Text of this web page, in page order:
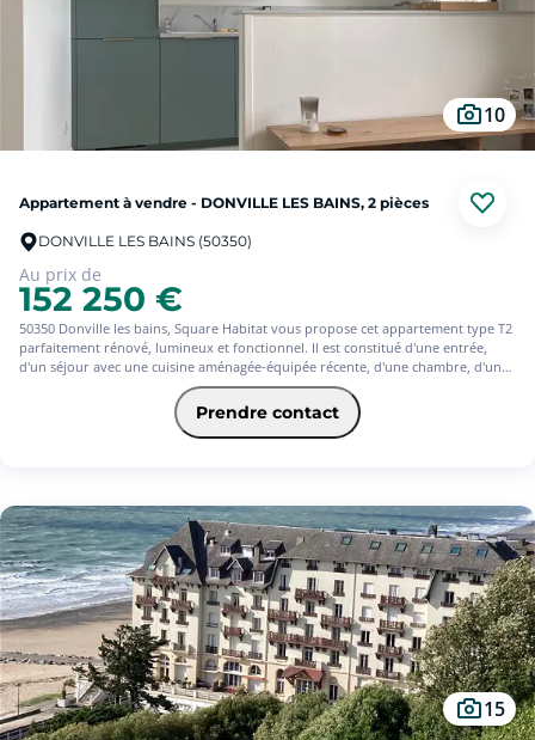
10
Appartement à vendre - DONVILLE LES BAINS, 2 pièces
DONVILLE LES BAINS (50350)
Au prix de
152 250 €
50350 Donville les bains, Square Habitat vous propose cet appartement type T2
parfaitement rénové, lumineux et fonctionnel. Il est constitué d'une entrée,
d'un séjour avec une cuisine aménagée-équipée récente, d'une chambre, d'une
salle d'eau et d'un Wc indépendant. Au 2ème et dernier étage, exposé sud, il
saura vous séduire. Il dispose en outre d'une place de parking privative.
Idéalement placé à 500 m des commerces du centre ville et à 450 m de la plage
Prendre contact
15